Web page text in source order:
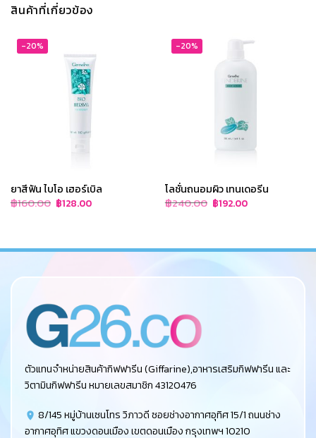
สินค้าที่เกี่ยวข้อง
-20%
ยาสีฟัน ไบโอ เฮอร์เบิล
฿160.00 Original
price
฿128.00Current
price
-20%
โลชั่นถนอมผิว เทนเดอรีน
฿240.00 Original
price
฿192.00Current
price
ตัวแทนจำหน่ายสินค้ากิฟฟารีน (Giffarine),อาหารเสริมกิฟฟารีน และ
วิตามินกิฟฟารีน หมายเลขสมาชิก 43120476
8/145 หมู่บ้านเซนโทร วิภาวดี ซอยช่างอากาศอุทิศ 15/1 ถนนช่าง
อากาศอุทิศ แขวงดอนเมือง เขตดอนเมือง กรุงเทพฯ 10210